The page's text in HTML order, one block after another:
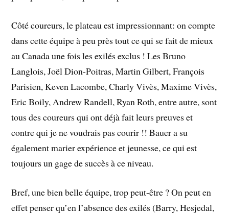
Côté coureurs, le plateau est impressionnant: on compte
dans cette équipe à peu près tout ce qui se fait de mieux
au Canada une fois les exilés exclus ! Les Bruno
Langlois, Joël Dion-Poitras, Martin Gilbert, François
Parisien, Keven Lacombe, Charly Vivès, Maxime Vivès,
Eric Boily, Andrew Randell, Ryan Roth, entre autre, sont
tous des coureurs qui ont déjà fait leurs preuves et
contre qui je ne voudrais pas courir !! Bauer a su
également marier expérience et jeunesse, ce qui est
toujours un gage de succès à ce niveau.
Bref, une bien belle équipe, trop peut-être ? On peut en
effet penser qu’en l’absence des exilés (Barry, Hesjedal,